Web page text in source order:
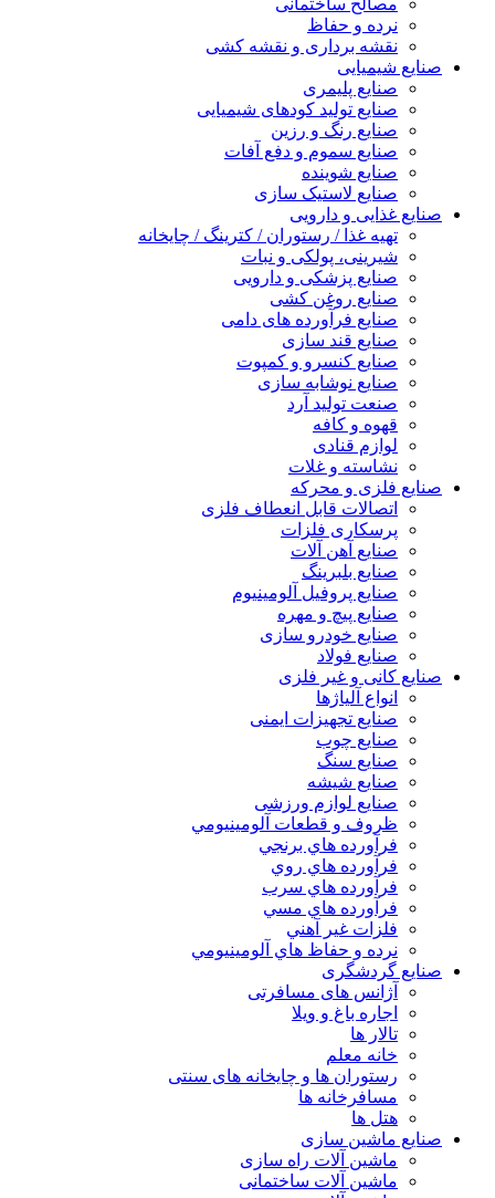
مصالح ساختمانی
نرده و حفاظ
نقشه برداری و نقشه کشی
صنایع شیمیایی
صنایع پلیمری
صنایع تولید کودهای شیمیایی
صنایع رنگ و رزین
صنایع سموم و دفع آفات
صنایع شوینده
صنایع لاستیک سازی
صنایع غذایی و دارویی
تهیه غذا / رستوران / کترینگ / چایخانه
شیرینی، پولکی و نبات
صنایع پزشکی و دارویی
صنایع روغن کشی
صنایع فرآورده های دامی
صنایع قند سازی
صنایع کنسرو و کمپوت
صنایع نوشابه سازی
صنعت تولید آرد
قهوه و کافه
لوازم قنادی
نشاسته و غلات
صنایع فلزی و محرکه
اتصالات قابل انعطاف فلزی
پرسکاری فلزات
صنایع آهن آلات
صنایع بلبرینگ
صنایع پروفیل آلومینیوم
صنایع پیچ و مهره
صنایع خودرو سازی
صنایع فولاد
صنایع کانی و غیر فلزی
انواع آلياژها
صنایع تجهیزات ایمنی
صنایع چوب
صنایع سنگ
صنایع شیشه
صنایع لوازم ورزشی
ظروف و قطعات آلومينيومي
فرآورده هاي برنجي
فرآورده هاي روي
فرآورده هاي سرب
فرآورده هاي مسي
فلزات غير آهني
نرده و حفاظ هاي آلومينيومي
صنایع گردشگری
آژانس های مسافرتی
اجاره باغ و ویلا
تالار ها
خانه معلم
رستوران ها و چایخانه های سنتی
مسافرخانه ها
هتل ها
صنایع ماشین سازی
ماشین آلات راه سازی
ماشین آلات ساختمانی